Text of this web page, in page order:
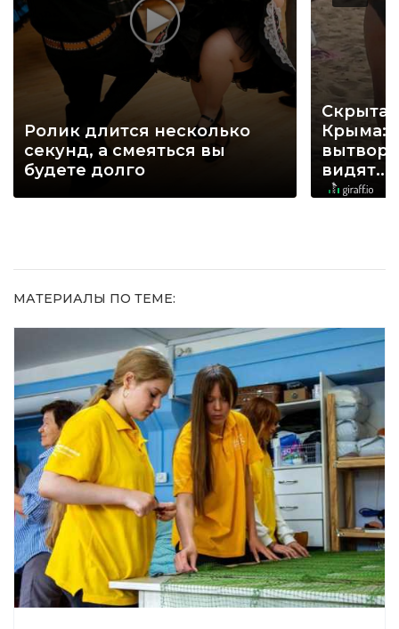
Ролик длится несколько
секунд, а смеяться вы
будете долго
Крыма:
видят...
МАТЕРИАЛЫ ПО ТЕМЕ: